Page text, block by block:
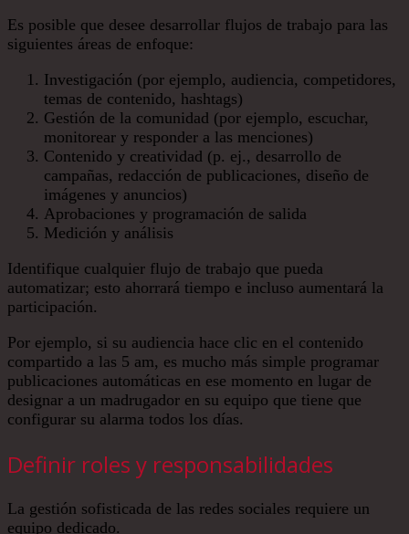
Es posible que desee desarrollar flujos de trabajo para las
siguientes áreas de enfoque:
Investigación (por ejemplo, audiencia, competidores,
temas de contenido, hashtags)
Gestión de la comunidad (por ejemplo, escuchar,
monitorear y responder a las menciones)
Contenido y creatividad (p. ej., desarrollo de
campañas, redacción de publicaciones, diseño de
imágenes y anuncios)
Aprobaciones y programación de salida
Medición y análisis
Identifique cualquier flujo de trabajo que pueda
automatizar; esto ahorrará tiempo e incluso aumentará la
participación.
Por ejemplo, si su audiencia hace clic en el contenido
compartido a las 5 am, es mucho más simple programar
publicaciones automáticas en ese momento en lugar de
designar a un madrugador en su equipo que tiene que
configurar su alarma todos los días.
Definir roles y responsabilidades
La gestión sofisticada de las redes sociales requiere un
equipo dedicado.